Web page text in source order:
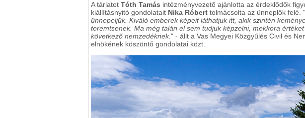
A tárlatot Tóth Tamás intézményvezető ajánlotta az érdeklődők
kiállításnyitó gondolatait Nika Róbert tolmácsolta az ünneplők felé. "
ünnepeljük. Kiváló emberek képeit láthatjuk itt, akik szintén
teremtsenek. Ma még talán el sem tudjuk képzelni, mekkora
következő nemzedéknek." - állt a Vas Megyei Közgyűlés Civil és
elnökének köszöntő gondolatai közt.